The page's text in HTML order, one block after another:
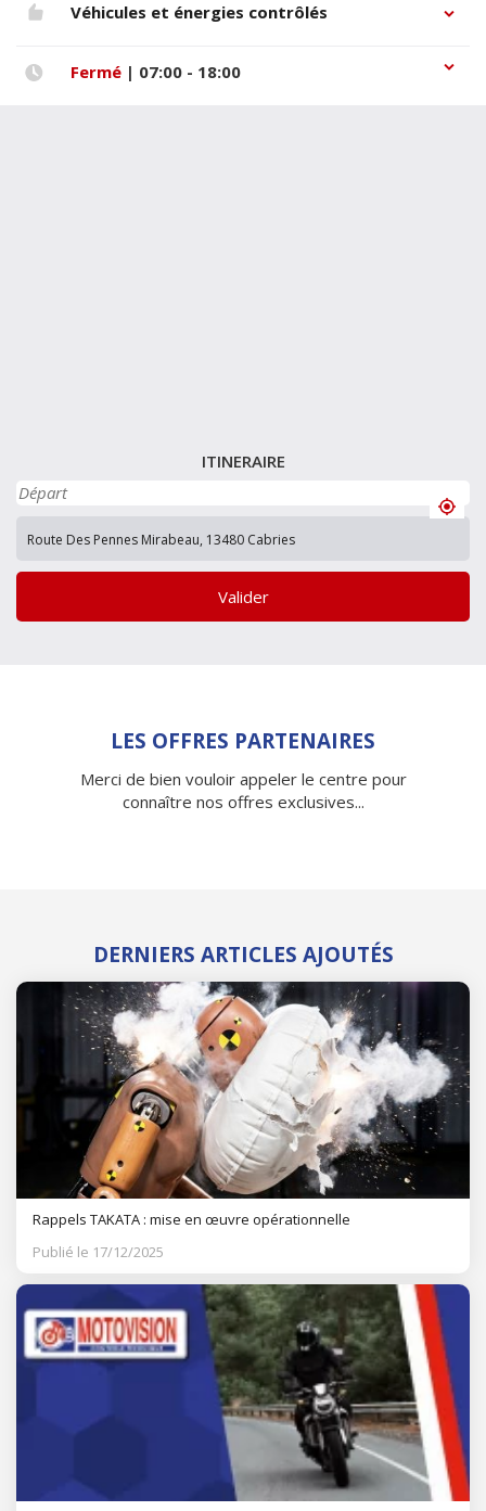
Véhicules et énergies contrôlés
Fermé| 07:00 - 18:00
ITINERAIRE
Valider
LES OFFRES PARTENAIRES
Merci de bien vouloir appeler le centre pour
connaître nos offres exclusives...
DERNIERS ARTICLES AJOUTÉS
Rappels TAKATA : mise en œuvre opérationnelle
Publié le 17/12/2025